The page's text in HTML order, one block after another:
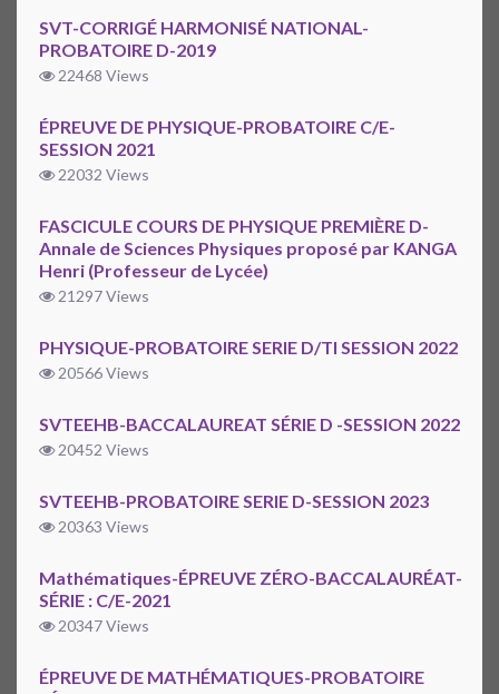
SVT-CORRIGÉ HARMONISÉ NATIONAL-
PROBATOIRE D-2019
22468 Views
ÉPREUVE DE PHYSIQUE-PROBATOIRE C/E-
SESSION 2021
22032 Views
FASCICULE COURS DE PHYSIQUE PREMIÈRE D-
Annale de Sciences Physiques proposé par KANGA
Henri (Professeur de Lycée)
21297 Views
PHYSIQUE-PROBATOIRE SERIE D/TI SESSION 2022
20566 Views
SVTEEHB-BACCALAUREAT SÉRIE D -SESSION 2022
20452 Views
SVTEEHB-PROBATOIRE SERIE D-SESSION 2023
20363 Views
Mathématiques-ÉPREUVE ZÉRO-BACCALAURÉAT-
SÉRIE : C/E-2021
20347 Views
ÉPREUVE DE MATHÉMATIQUES-PROBATOIRE